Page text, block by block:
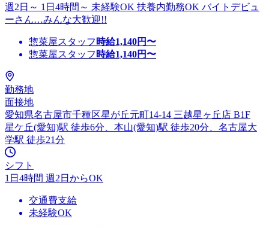
週2日～ 1日4時間～ 未経験OK 扶養内勤務OK バイトデビュ
ーさん…みんな大歓迎!!
惣菜屋スタッフ 時給1,140円〜
惣菜屋スタッフ 時給1,140円〜
勤務地
面接地
愛知県名古屋市千種区星が丘元町14-14 三越星ヶ丘店 B1F
星ケ丘(愛知)駅 徒歩6分、本山(愛知)駅 徒歩20分、名古屋大
学駅 徒歩21分
シフト
1日4時間 週2日からOK
交通費支給
未経験OK